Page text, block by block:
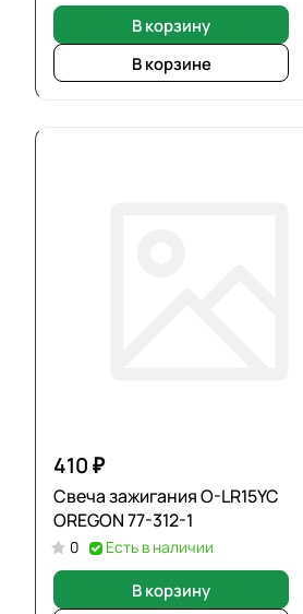
В корзину
В корзине
410 ₽
Свеча зажигания O-LR15YC
OREGON 77-312-1
0 Есть в наличии
В корзину